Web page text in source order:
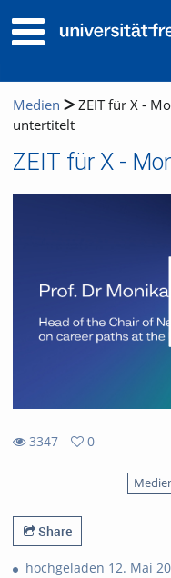
Medien
ZEIT für X -
untertitelt
3347
0
Share
hochgeladen 12. Mai